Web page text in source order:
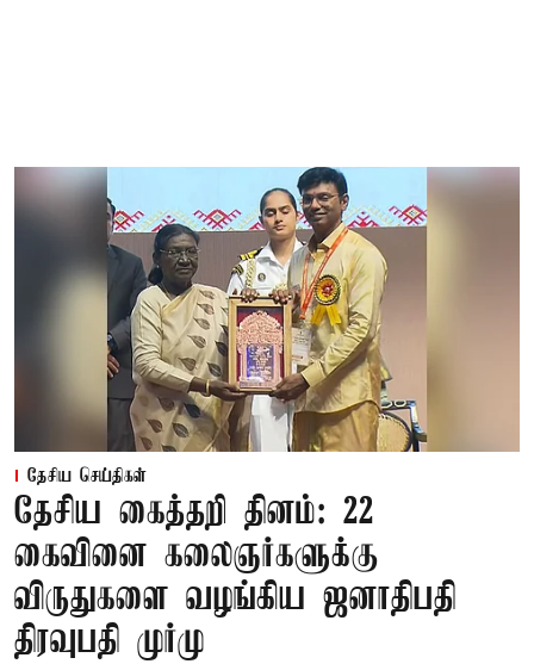
தேசிய செய்திகள்
தேசிய கைத்தறி தினம்: 22
கைவினை கலைஞர்களுக்கு
விருதுகளை வழங்கிய ஜனாதிபதி
திரவுபதி முர்மு